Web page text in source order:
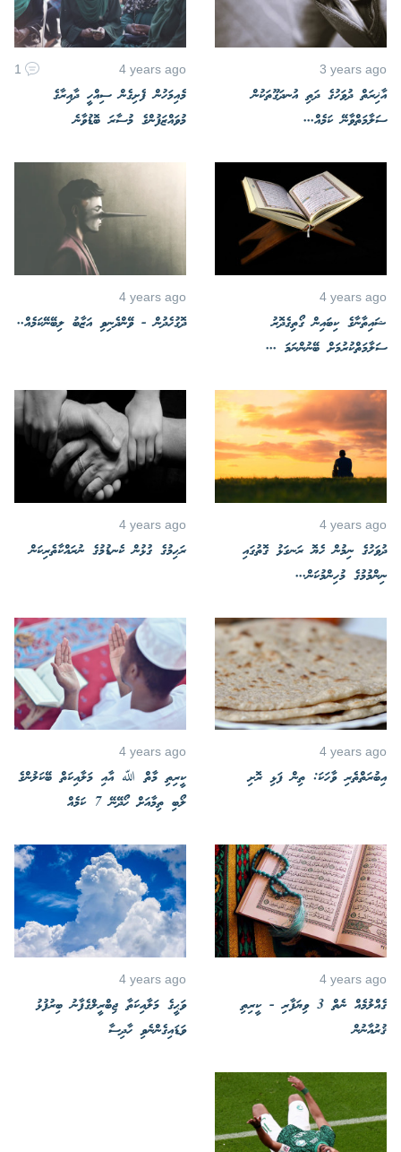
3 years ago
އާޚިރަތް ދުވަހުގެ ދަތި އުނދަގޫތަކުން
ސަލާމަތްވާނޭ ކަމެއް...
4 years ago
1
މެއިމަހުން ފެށިގެން ސިއްހީ ދާއިރާގެ
މުވައްޒަފުންގެ މުސާރަ ބޮޑުވާނެ
4 years ago
ޝައިތާނާގެ ކިބައިން ގޯތިގެދޮރު
ސަލާމަތްކުރުމަށް ބޭނުންނަމަ ...
4 years ago
ދޮގުހެދުން - ވޭންދެނިވި އަޒާބު ލިބޭނޭކަމެއް..
4 years ago
ދުވަހުގެ ނިމުން ހެޔޮ ރަނގަޅު ގޮތުގައި
ނިންމުމުގެ މުހިންމުކަން...
4 years ago
ރަޙިމުގެ ގުޅުން ކެނޑުމުގެ ނުރައްކާތެރިކަން
4 years ago
އިބުރަތްތެރި ވާހަކަ: ތިން ފަޅި ރޮށި
4 years ago
ކީރިތި މާތް ﷲ އާއި މަލާއިކަތް ބޭކަލުންގެ
ލޯބި ތިމާއަށް ހޯދޭނޭ 7 ކަމެއް
4 years ago
ގެއްލުމެއް ނެތް 3 ވިޔަފާރި - ކީރިތި
ޤުރުއާނުން
4 years ago
ވަޙީގެ މަލާއިކަތާ ޖިބްރީލްގެފާނު ބިރުފުޅު
ވަޑައިގެންނެވި ހާދިސާ